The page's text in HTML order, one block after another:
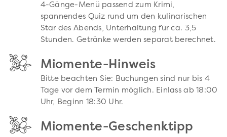
4-Gänge-Menü passend zum Krimi,
spannendes Quiz rund um den kulinarischen
Star des Abends, Unterhaltung für ca. 3,5
Stunden. Getränke werden separat berechnet.
Miomente-Hinweis
Bitte beachten Sie: Buchungen sind nur bis 4
Tage vor dem Termin möglich. Einlass ab 18:00
Uhr, Beginn 18:30 Uhr.
Miomente-Geschenktipp